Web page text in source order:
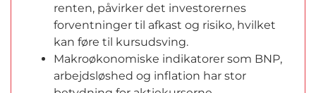
renten, påvirker det investorernes
forventninger til afkast og risiko, hvilket
kan føre til kursudsving.
Makroøkonomiske indikatorer som BNP,
arbejdsløshed og inflation har stor